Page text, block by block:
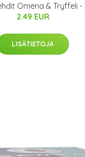
Omena & Tryffeli -
2.49 EUR
LISÄTIETOJA